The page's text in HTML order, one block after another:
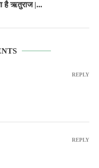
है ऋतुराज |...
REPLY
REPLY